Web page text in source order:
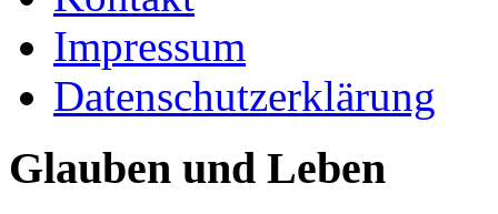
Impressum
Datenschutzerklärung
Glauben und Leben